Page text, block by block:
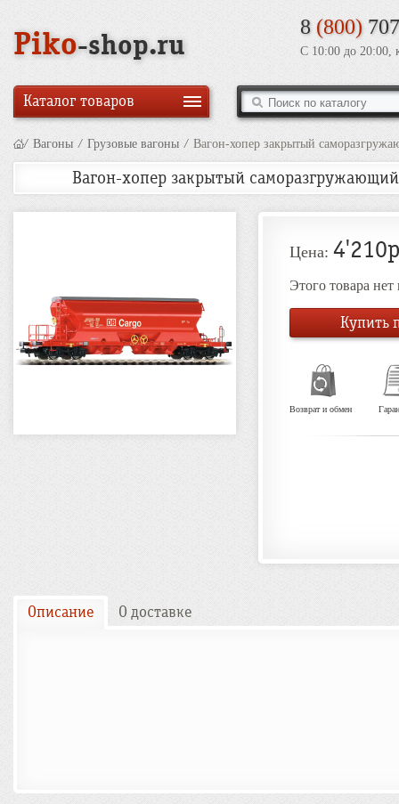
Piko-shop.ru
8 (800)
С 10:00 до 20:00,
Каталог товаров
/ Вагоны / Грузовые вагоны / Вагон-хопер закрытый
Вагон-хопер закрытый
Цена:
Этого товара
Купить
Возврат и обмен
Описание О доставке